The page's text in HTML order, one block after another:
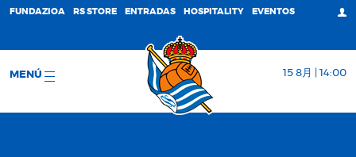
FUNDAZIOA RS STORE ENTRADAS HOSPITALITY EVENTOS
MENÚ 15 8月 | 14:00